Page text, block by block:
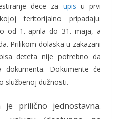
dece za upis u prvi
teritorijalno pripadaju.
od 1. aprila do 31. maja, a
Prilikom dolaska u zakazani
deteta nije potrebno da
Dokumente će
službenoj dužnosti.
je prilično jednostavna.